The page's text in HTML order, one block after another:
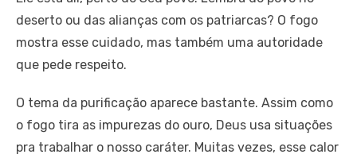
deserto ou das alianças com os patriarcas? O fogo
mostra esse cuidado, mas também uma autoridade
que pede respeito.
O tema da purificação aparece bastante. Assim como
o fogo tira as impurezas do ouro, Deus usa situações
pra trabalhar o nosso caráter. Muitas vezes, esse calor